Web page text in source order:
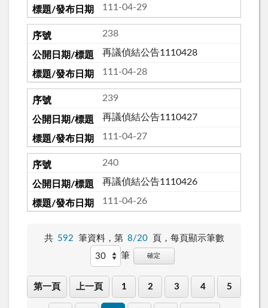
111-04-29
238
再議偵結公告1110428
111-04-28
239
再議偵結公告1110427
111-04-27
240
再議偵結公告1110426
111-04-26
共 592 筆資料，第 8/20 頁， 每頁顯示筆數
筆
確定
第一頁 上一頁 1 2 3 4 5